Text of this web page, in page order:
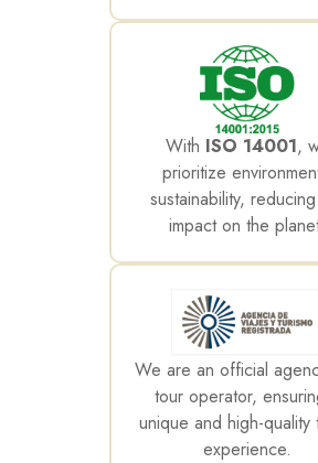
With ISO 14001,
prioritize
sustainability,
impact on the
We are an official
tour operator,
unique and high-quality
experience.